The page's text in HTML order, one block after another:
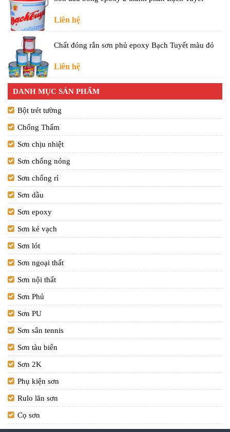
Liên hệ
Chất đóng rắn sơn phủ epoxy Bạch Tuyết màu đỏ
Liên hệ
DANH MỤC SẢN PHẨM
Bột trét tường
Chống Thấm
Sơn chịu nhiệt
Sơn chống nóng
Sơn chống rỉ
Sơn dầu
Sơn epoxy
Sơn kẻ vạch
Sơn lót
Sơn ngoại thất
Sơn nội thất
Sơn Phủ
Sơn PU
Sơn sân tennis
Sơn tàu biển
Sơn 2K
Phụ kiện sơn
Rulo lăn sơn
Cọ sơn